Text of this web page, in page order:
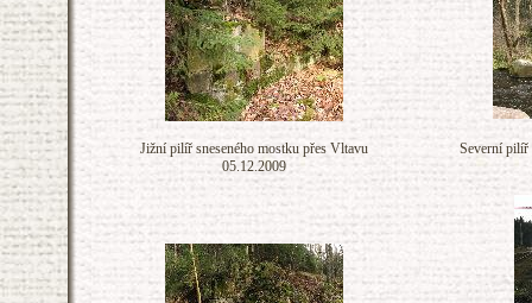
Jižní pilíř sneseného mostku přes Vltavu
05.12.2009
Severní pilíř